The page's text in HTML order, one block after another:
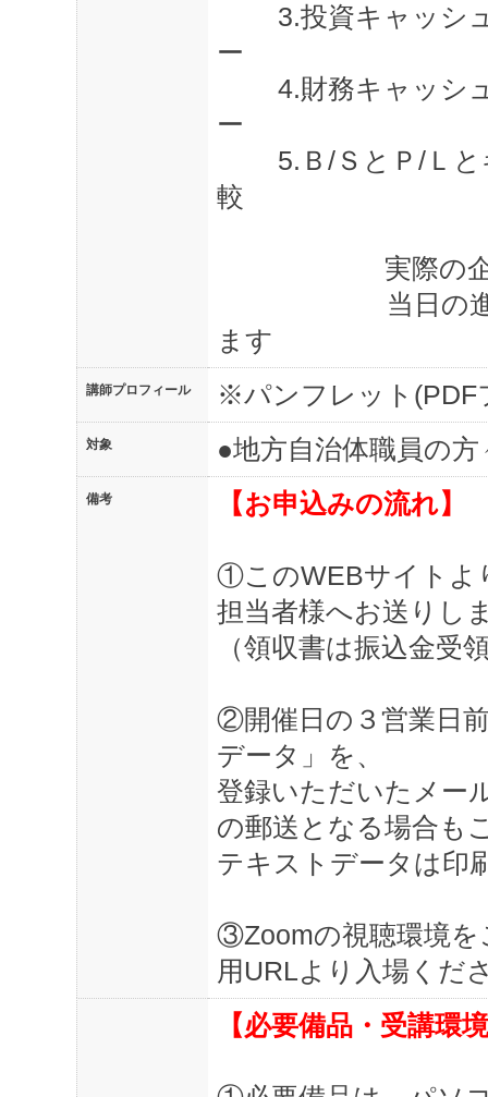
3.投資キャッシ
ー
4.財務キャッシ
ー
5. Ｂ / ＳとＰ / Ｌ
較
実際の
当日の進行
ます
講師プロフィール ※パンフレット(PDF
対象 ●地方自治体職員の方
備考 【お申込みの流れ】
①このWEBサイトよ
担当者様へお送りし
（領収書は振込金
②開催日の３営業日
データ」を、
登録いただいたメー
の郵送となる場合も
テキストデータは
③Zoomの視聴環境を
用URLより入場くだ
【必要備品・受講環